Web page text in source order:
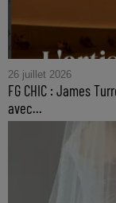
26 juillet 2026
FG CHIC : James
avec...